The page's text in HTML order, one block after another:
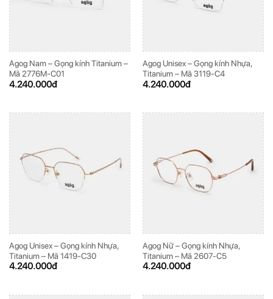
Agog Nam – Gọng kính Titanium –
Mã 2776M-C01
4.240.000đ
Agog Unisex – Gọng kính Nhựa,
Titanium – Mã 3119-C4
4.240.000đ
Agog Unisex – Gọng kính Nhựa,
Titanium – Mã 1419-C30
4.240.000đ
Agog Nữ – Gọng kính Nhựa,
Titanium – Mã 2607-C5
4.240.000đ